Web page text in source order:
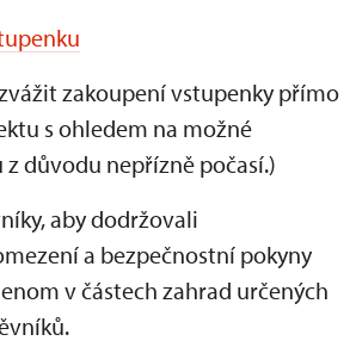
zakoupení vstupenky přímo
s ohledem na možné
důvodu nepřízně počasí.)
aby dodržovali
a bezpečnostní pokyny
v částech zahrad určených